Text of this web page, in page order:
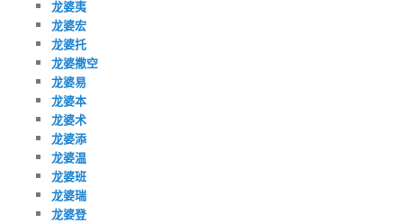
龙婆夷
龙婆宏
龙婆托
龙婆撒空
龙婆易
龙婆本
龙婆术
龙婆添
龙婆温
龙婆班
龙婆瑞
龙婆登